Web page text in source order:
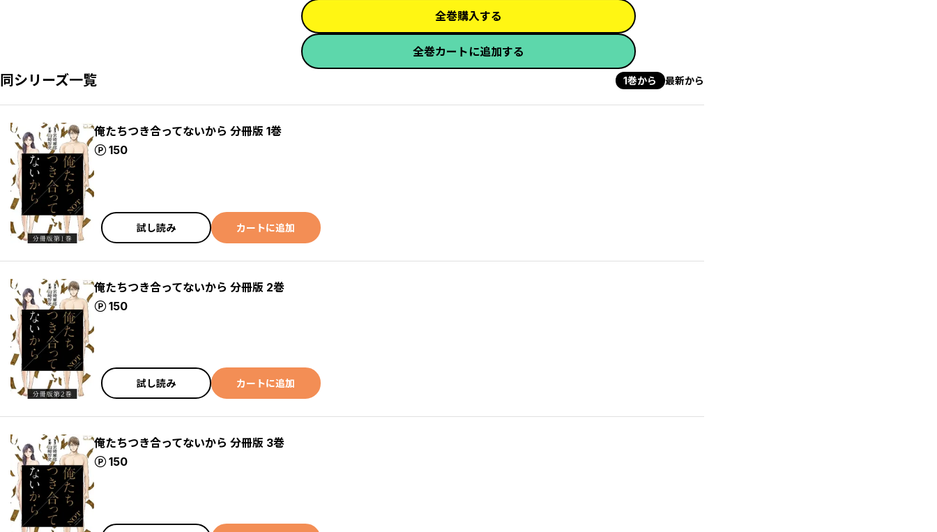
全巻購入する
全巻カートに追加する
同シリーズ一覧 1巻から 最新から
俺たちつき合ってないから 分冊版 1巻
150
ポイント
試し読み カートに追加
俺たちつき合ってないから 分冊版 2巻
150
ポイント
試し読み カートに追加
俺たちつき合ってないから 分冊版 3巻
150
ポイント